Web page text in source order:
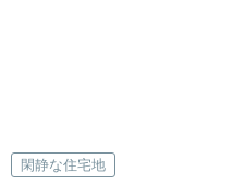
閑静な住宅地